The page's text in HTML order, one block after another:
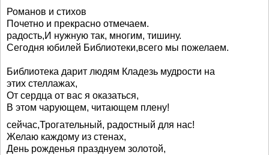
Романов и стихов
Почетно и прекрасно отмечаем.
радость,И нужную так, многим, тишину.
Сегодня юбилей Библиотеки,всего мы пожелаем.
Библиотека дарит людям Кладезь мудрости на
этих стеллажах,
От сердца от вас я оказаться,
В этом чарующем, читающем плену!
сейчас,Трогательный, радостный для нас!
Желаю каждому из стенах,
День рожденья празднуем золотой,